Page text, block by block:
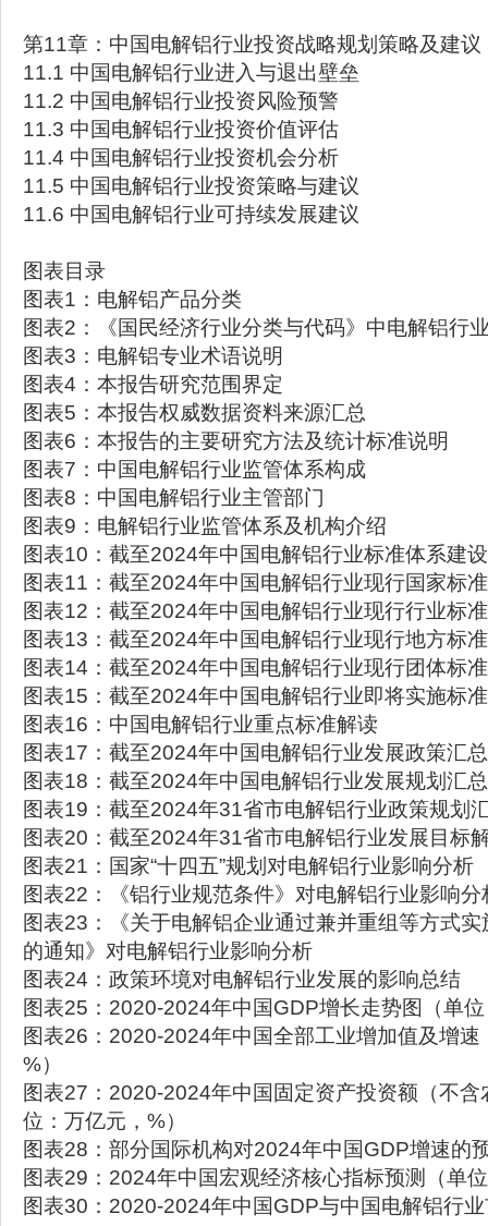
第11章：中国电解铝行业投资战略规划策略及建议
11.1 中国电解铝行业进入与退出壁垒
11.2 中国电解铝行业投资风险预警
11.3 中国电解铝行业投资价值评估
11.4 中国电解铝行业投资机会分析
11.5 中国电解铝行业投资策略与建议
11.6 中国电解铝行业可持续发展建议
图表目录
图表1：电解铝产品分类
图表2：《国民经济行业分类与代码》中电解铝行
图表3：电解铝专业术语说明
图表4：本报告研究范围界定
图表5：本报告权威数据资料来源汇总
图表6：本报告的主要研究方法及统计标准说明
图表7：中国电解铝行业监管体系构成
图表8：中国电解铝行业主管部门
图表9：电解铝行业监管体系及机构介绍
图表10：截至2024年中国电解铝行业标准体系建
图表11：截至2024年中国电解铝行业现行国家标准
图表12：截至2024年中国电解铝行业现行行业标准
图表13：截至2024年中国电解铝行业现行地方标准
图表14：截至2024年中国电解铝行业现行团体标准
图表15：截至2024年中国电解铝行业即将实施标准
图表16：中国电解铝行业重点标准解读
图表17：截至2024年中国电解铝行业发展政策汇总
图表18：截至2024年中国电解铝行业发展规划汇总
图表19：截至2024年31省市电解铝行业政策规划
图表20：截至2024年31省市电解铝行业发展目标
图表21：国家“十四五”规划对电解铝行业影响分析
图表22：《铝行业规范条件》对电解铝行业影响分
图表23：《关于电解铝企业通过兼并重组等方式
的通知》对电解铝行业影响分析
图表24：政策环境对电解铝行业发展的影响总结
图表25：2020-2024年中国GDP增长走势图（单
图表26：2020-2024年中国全部工业增加值及增速
%）
图表27：2020-2024年中国固定资产投资额（不含
位：万亿元，%）
图表28：部分国际机构对2024年中国GDP增速的
图表29：2024年中国宏观经济核心指标预测（单
图表30：2020-2024年中国GDP与中国电解铝行